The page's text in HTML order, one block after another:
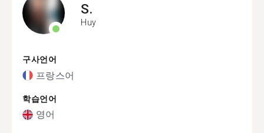
S.
Huy
구사언어
프랑스어
학습언어
영어